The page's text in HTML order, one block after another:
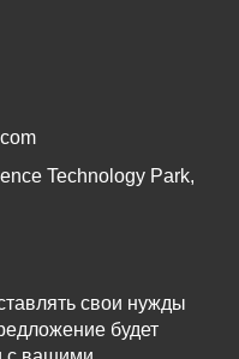
Technology Park,
свои нужды
будет